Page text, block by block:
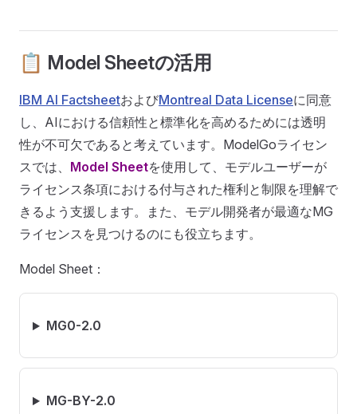
📋 Model Sheetの活用
IBM AI FactsheetおよびMontreal Data Licenseに同意
し、AIにおける信頼性と標準化を高めるためには透明
性が不可欠であると考えています。ModelGoライセン
スでは、 Model Sheetを使用して、モデルユーザーが
ライセンス条項における付与された権利と制限を理解で
きるよう支援します。また、モデル開発者が最適なMG
ライセンスを見つけるのにも役立ちます。
Model Sheet：
MG0-2.0
MG-BY-2.0